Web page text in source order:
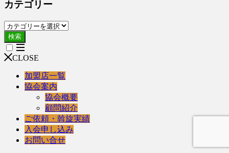
カテゴリー
検索
CLOSE
加盟店一覧
協会案内
協会概要
顧問紹介
ご依頼・斡旋実績
入会申し込み
お問い合せ